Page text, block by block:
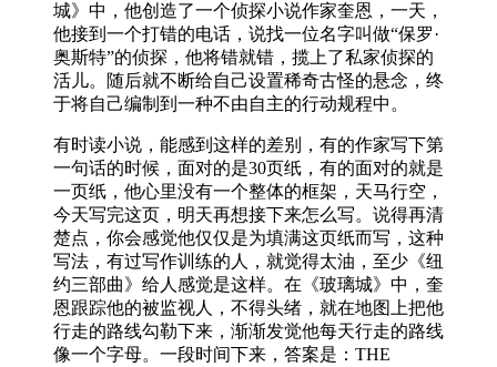
城》中，他创造了一个侦探小说作家奎恩，一天，
他接到一个打错的电话，说找一位名字叫做“保罗·
奥斯特”的侦探，他将错就错，揽上了私家侦探的
活儿。随后就不断给自己设置稀奇古怪的悬念，终
于将自己编制到一种不由自主的行动规程中。
有时读小说，能感到这样的差别，有的作家写下第
一句话的时候，面对的是30页纸，有的面对的就是
一页纸，他心里没有一个整体的框架，天马行空，
今天写完这页，明天再想接下来怎么写。说得再清
楚点，你会感觉他仅仅是为填满这页纸而写，这种
写法，有过写作训练的人，就觉得太油，至少《纽
约三部曲》给人感觉是这样。在《玻璃城》中，奎
恩跟踪他的被监视人，不得头绪，就在地图上把他
行走的路线勾勒下来，渐渐发觉他每天行走的路线
像一个字母。一段时间下来，答案是：THE